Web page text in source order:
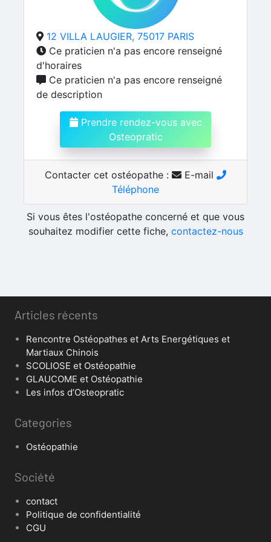
12 VILLA LAUGIER, 75017 PARIS
Ce praticien n'a pas encore renseigné
d'horaires
Ce praticien n'a pas encore renseigné
de description
Prendre rendez-vous avec
Osteopratic
Contacter cet ostéopathe :
E-mail
Téléphone
Si vous êtes l'ostéopathe concerné et que vous
souhaitez modifier cette fiche, contactez-nous
Articles récents
Rencontre Ostéopathes et Arts Energétiques et
Martiaux Chinois
SCOLIOSE et Ostéopathie
GLAUCOME et Ostéopathie
Les infos d’Osteopratic
Categories
Ostéopathie
Société
contact
Politique de confidentialité
CGU